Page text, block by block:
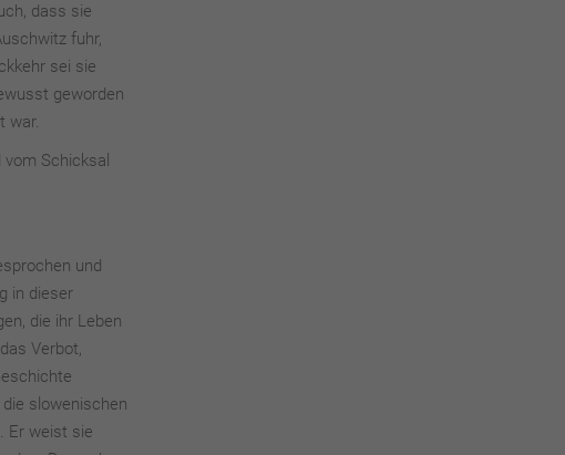
dass sie
fuhr,
sei sie
geworden
war.
Schicksal
und
in dieser
die ihr Leben
Verbot,
slowenischen
Er weist sie